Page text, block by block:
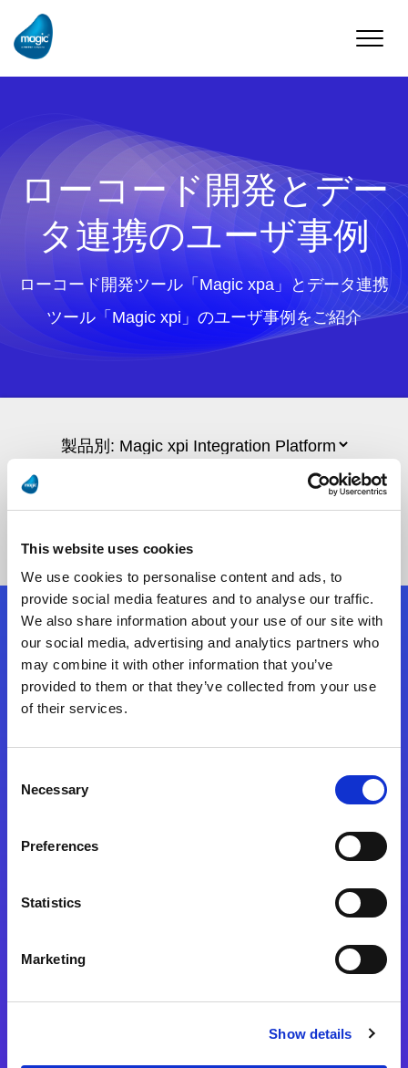
This website uses cookies
We use cookies to personalise content and ads, to
provide social media features and to analyse our traffic.
We also share information about your use of our site with
our social media, advertising and analytics partners who
may combine it with other information that you’ve
provided to them or that they’ve collected from your use
of their services.
Selection
Necessary
Preferences
Statistics
Marketing
Show details
Toggle
ローコード開発とデー
タ連携のユーザ事例
ローコード開発ツール「Magic xpa」とデータ連携
ツール「Magic xpi」のユーザ事例をご紹介
お問合せ
フォローする
Magic xpa関連ソフトウェア